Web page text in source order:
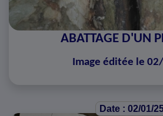
ABATTAGE D'UN
Image éditée le
Date : 02/01/